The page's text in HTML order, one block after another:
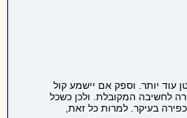
עוד יותר. וספק אם יישמע קול
לחשיבה המקובלת. ולכן כשכל
בעיקר. למרות כל זאת,